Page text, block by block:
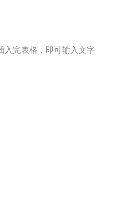
入完表格，即可输入文字